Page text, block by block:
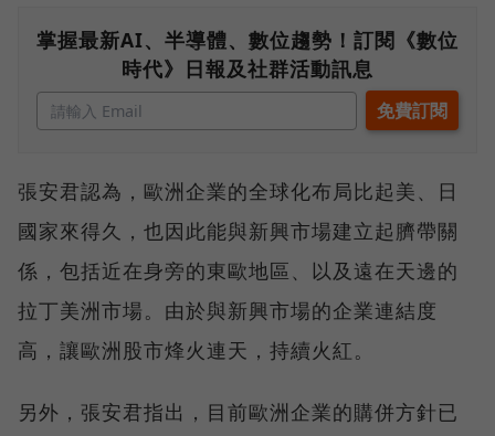
掌握最新AI、半導體、數位趨勢！訂閱《數位
時代》日報及社群活動訊息
張安君認為，歐洲企業的全球化布局比起美、日
國家來得久，也因此能與新興市場建立起臍帶關
係，包括近在身旁的東歐地區、以及遠在天邊的
拉丁美洲市場。由於與新興市場的企業連結度
高，讓歐洲股市烽火連天，持續火紅。
另外，張安君指出，目前歐洲企業的購併方針已